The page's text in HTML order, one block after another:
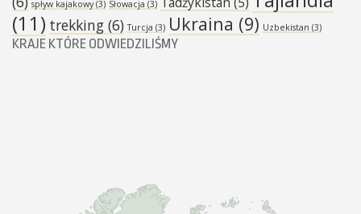
spływ kajakowy(3) Słowacja (3)
(11) trekking (6) Turcja (3) Ukraina (9) Uzbekistan (3)
KRAJE KTÓRE ODWIEDZILIŚMY